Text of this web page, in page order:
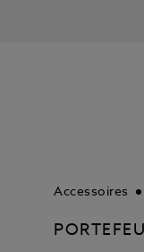
Accessoires